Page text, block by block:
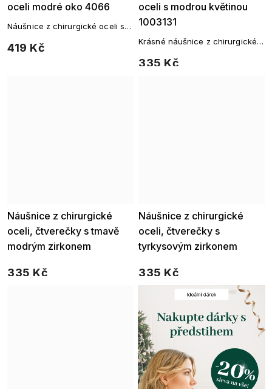
oceli modré oko 4066
419 Kč
Náušnice z chirurgické oceli s
oceli s modrou květinou
1003131
335 Kč
Krásné náušnice z chirurgické
Náušnice z chirurgické
oceli, čtverečky s tmavě
modrým zirkonem
335 Kč
Náušnice z chirurgické
oceli, čtverečky s
tyrkysovým zirkonem
335 Kč